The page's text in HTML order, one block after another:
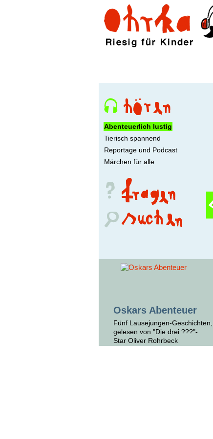
Abenteuerlich lustig
Tierisch spannend
Reportage und Podcast
Märchen für alle
Oskars Abenteuer
Fünf Lausejungen-Geschichten,
gelesen von "Die drei ???"-
Star Oliver Rohrbeck